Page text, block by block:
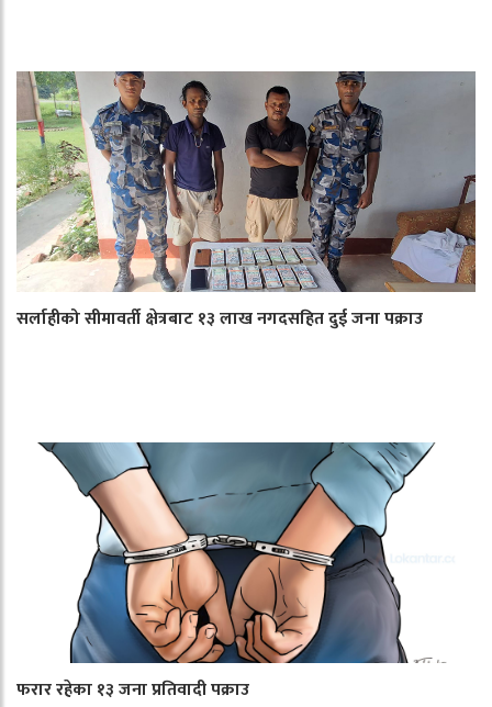
सर्लाहीको सीमावर्ती क्षेत्रबाट १३ लाख नगदसहित दुई जना पक्राउ
फरार रहेका १३ जना प्रतिवादी पक्राउ